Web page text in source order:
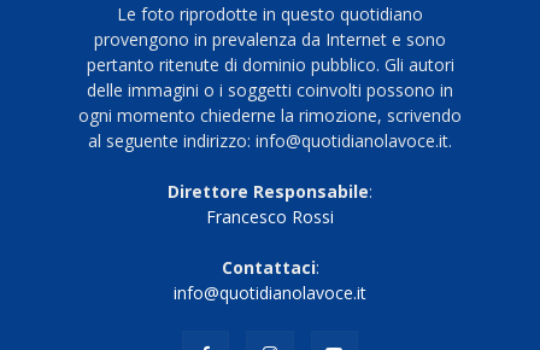
Le foto riprodotte in questo quotidiano
provengono in prevalenza da Internet e sono
pertanto ritenute di dominio pubblico. Gli autori
delle immagini o i soggetti coinvolti possono in
ogni momento chiederne la rimozione, scrivendo
al seguente indirizzo: info@quotidianolavoce.it.
Direttore Responsabile:
Francesco Rossi
Contattaci:
info@quotidianolavoce.it